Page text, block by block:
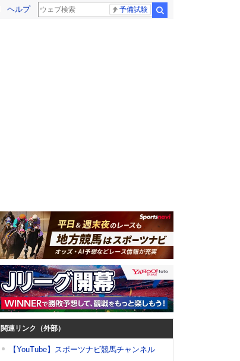
ヘルプ 予備試験
関連リンク（外部）
【YouTube】スポーツナビ競馬チャンネル